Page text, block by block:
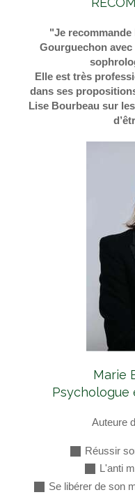
"Je recommande
Gourguechon
Elle est très
dans ses
Lise Bourbeau sur
Marie
Auteure
Réussir
L'anti
Se libérer de son